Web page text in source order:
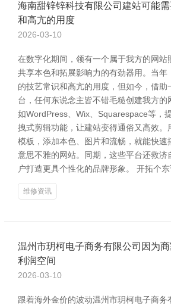
海南甜锌锌科技有限公司建站可能
和高亢的用度
2026-03-10
在数字化期间，领有一个属于我方的网站
共享本色和拓展影响力的有劲器用。当年
的技艺常识和高亢的用度，但如今，借助
台，任何东说念主皆不错毛糙创建我方的
如WordPress、Wix、Squarespace等，
拽式剪辑功能，让建站变得通俗又高效。
模板，添加本色、图片和流畅，就能快速
意思不雅的网站。同期，这些平台还救济
户打造更具个性化的品牌形象。 开拓个
维修资讯
温州市玥柯电子商务有限公司因为
利润空间
2026-03-10
跟着海外金价的波动温州市玥柯电子商务